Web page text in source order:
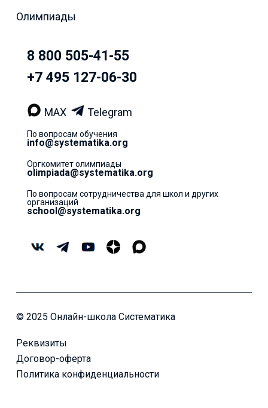
Олимпиады
8 800 505-41-55
+7 495 127-06-30
MAX Telegram
По вопросам обучения
info@systematika.org
Оргкомитет олимпиады
olimpiada@systematika.org
По вопросам сотрудничества для школ и других
организаций
school@systematika.org
© 2025 Онлайн-школа Систематика
Реквизиты
Договор-оферта
Политика конфиденциальности